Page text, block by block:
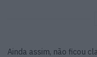
Ainda assim, não ficou